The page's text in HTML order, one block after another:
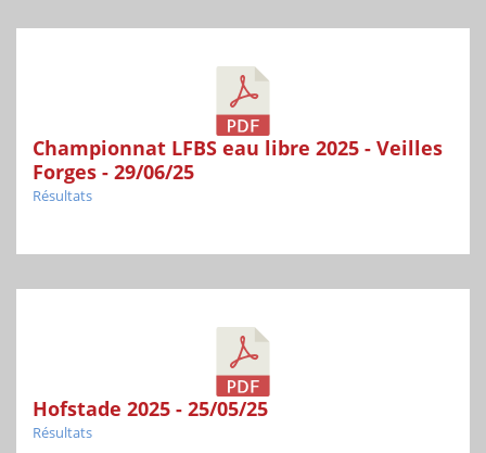
Championnat LFBS eau libre 2025 - Veilles
Forges - 29/06/25
Résultats
Hofstade 2025 - 25/05/25
Résultats